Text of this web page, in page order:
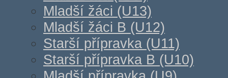
Mladší žáci (U13)
Mladší žáci B (U12)
Starší přípravka (U11)
Starší přípravka B (U10)